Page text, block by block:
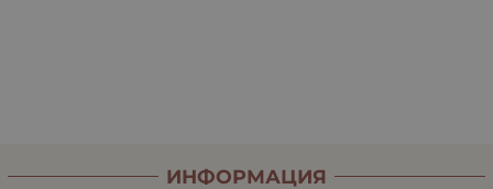
ИНФОРМАЦИЯ